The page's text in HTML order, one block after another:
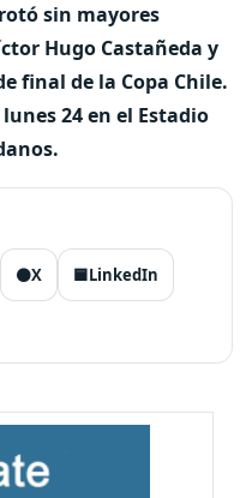
sin mayores
Hugo Castañeda y
final de la Copa Chile.
24 en el Estadio
⚫X 🟦LinkedIn